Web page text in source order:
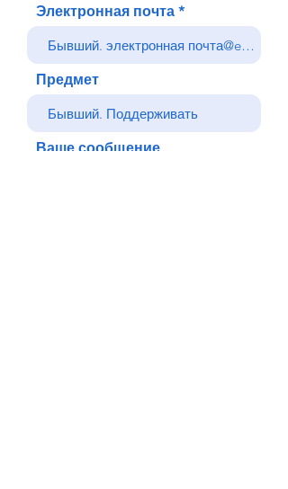
Электронная почта
Предмет
Ваше сообщение